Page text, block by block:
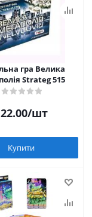
гра Велика
Strateg 515
/шт
Купити